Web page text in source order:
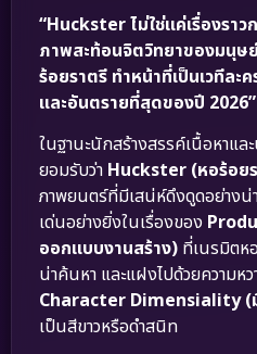
“Huckster ไม่ใช่แค่เรื่องรา
ภาพสะท้อนจิตวิทยาของมนุษ
ร้อยราตรี ทำหน้าที่เป็นเวทีละ
และอันตรายที่สุดของปี 2026”
ในฐานะนักสร้างสรรค์เนื้อหาแ
ยอมรับว่า Huckster (หอร้อย
ภาพยนตร์ที่มีเสน่ห์ดึงดูดอย่างน่
เด่นอย่างยิ่งในเรื่องของ
ออกแบบงานสร้าง) ที่เนรมิตห
น่าค้นหา และแฝงไปด้วยความห
Character Dimensiality (
เป็นสีขาวหรือดำสนิท